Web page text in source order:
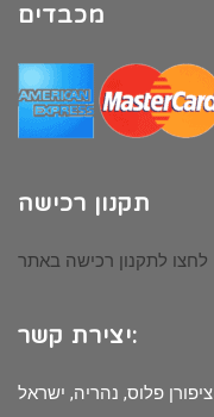
מכבדים
תקנון רכישה
לחצו לתקנון רכישה באתר
יצירת קשר:
ציפורן פלוס, נהריה, ישראל